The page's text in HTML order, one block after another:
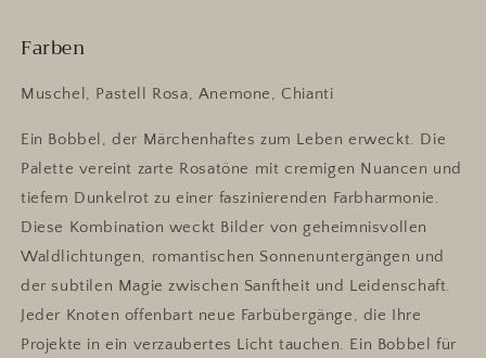
Farben
Muschel, Pastell Rosa, Anemone, Chianti
Ein Bobbel, der Märchenhaftes zum Leben erweckt. Die
Palette vereint zarte Rosatöne mit cremigen Nuancen und
tiefem Dunkelrot zu einer faszinierenden Farbharmonie.
Diese Kombination weckt Bilder von geheimnisvollen
Waldlichtungen, romantischen Sonnenuntergängen und
der subtilen Magie zwischen Sanftheit und Leidenschaft.
Jeder Knoten offenbart neue Farbübergänge, die Ihre
Projekte in ein verzaubertes Licht tauchen. Ein Bobbel für